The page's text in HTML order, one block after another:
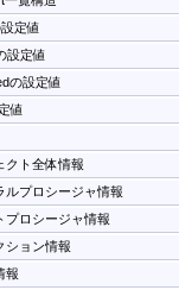
定値
設定値
の設定値
値
クト全体情報
ルプロシージャ情報
プロシージャ情報
ション情報
報